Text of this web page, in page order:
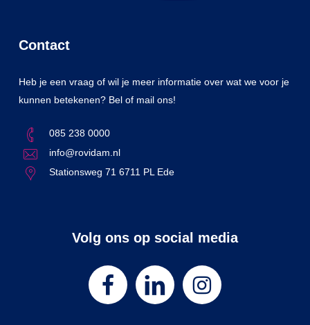
Contact
Heb je een vraag of wil je meer informatie over wat we voor je
kunnen betekenen? Bel of mail ons!
085 238 0000
info@rovidam.nl
Stationsweg 71 6711 PL Ede
Volg ons op social media